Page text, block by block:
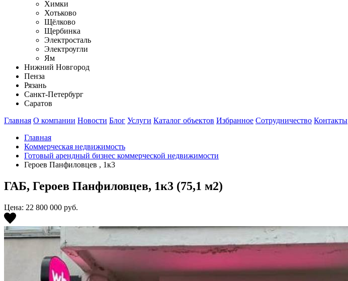
Химки
Хотьково
Щёлково
Щербинка
Электросталь
Электроугли
Ям
Нижний Новгород
Пенза
Рязань
Санкт-Петербург
Саратов
Главная О компании Новости Блог Услуги Каталог объектов Избранное Сотрудничество Контакты
Главная
Коммерческая недвижимость
Готовый арендный бизнес коммерческой недвижимости
Героев Панфиловцев , 1к3
ГАБ, Героев Панфиловцев, 1к3 (75,1 м2)
Цена: 22 800 000 руб.